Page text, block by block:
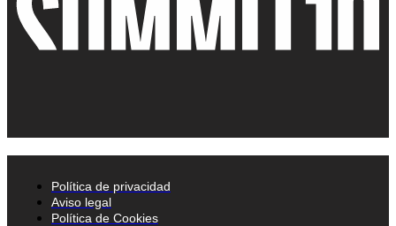
Política de privacidad
Aviso legal
Política de Cookies